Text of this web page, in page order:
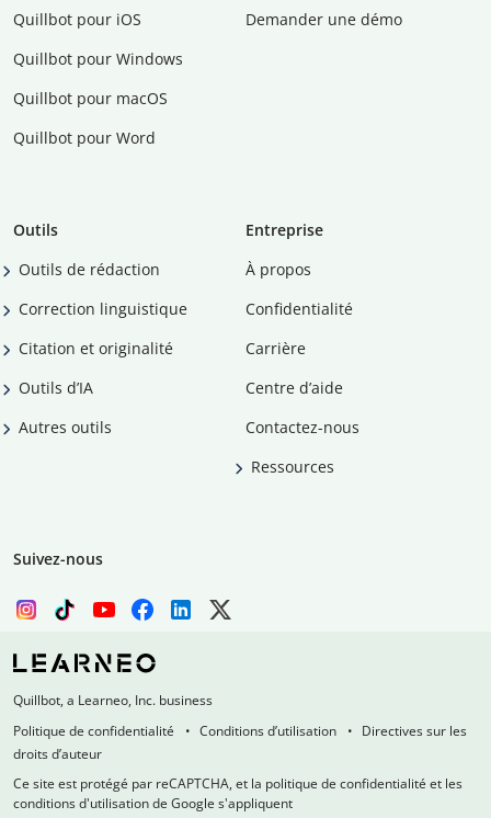
Quillbot pour iOS
Quillbot pour Windows
Quillbot pour macOS
Quillbot pour Word
Demander une démo
Outils
Outils de rédaction
Correction linguistique
Citation et originalité
Outils d’IA
Autres outils
Entreprise
À propos
Confidentialité
Carrière
Centre d’aide
Contactez-nous
Ressources
Suivez-nous
Quillbot, a Learneo, Inc. business
Politique de confidentialité
Conditions d’utilisation
Directives sur les
droits d’auteur
Ce site est protégé par reCAPTCHA, et la politique de confidentialité et les
conditions d'utilisation de Google s'appliquent